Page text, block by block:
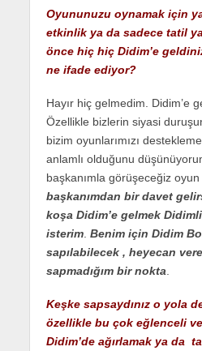
Oyununuzu oynamak için
etkinlik ya da sadece tatil
önce hiç hiç Didim’e
ne ifade ediyor?
Hayır hiç gelmedim. Didim’e
Özellikle bizlerin siyasi
bizim oyunlarımızı
anlamlı olduğunu
başkanımla görüşeceğiz
başkanımdan bir davet
koşa Didim’e gelmek
isterim. Benim için Didim
sapılabilecek , heyecan
sapmadığım bir nokta.
Keşke sapsaydınız o yola
özellikle bu çok eğlenceli
Didim’de ağırlamak ya da